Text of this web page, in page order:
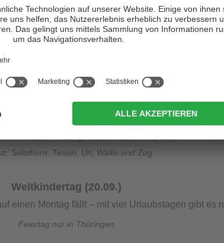
Pfingstmontag (17.05.)
(18. – 21.05.) sind es auch hier neun freie
braucht es nur den Freitag und ein langes
(24. – 26. und 28. Mai) sind es dann schon neun
Bayern, Hessen, NRW, Rheinland-Pfalz,
Freiburg, Graubünden, Jura, Luzern,
Solothurn, Tessin, Uri, Wallis und Zug.
Weltkindertag (20.09.)
einen Montag fällt – mit vier Urlaubstagen gibt es
Feiertag nur in Thüringen